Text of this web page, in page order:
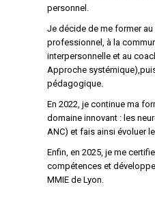
personnel.
Je décide de me former
professionnel, à la
interpersonnelle et au
Approche
pédagogique.
En 2022, je continue ma
domaine innovant : les
ANC) et fais ainsi évoluer
Enfin, en 2025, je me
compétences et
MMIE de Lyon.